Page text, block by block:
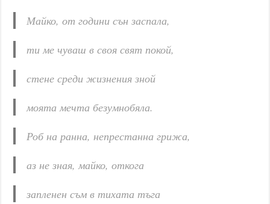
Майко, от години сън заспала,
ти ме чуваш в своя свят покой,
стене среди жизнения зной
моята мечта безумнобяла.
Роб на ранна, непрестанна грижа,
аз не зная, майко, откога
запленен съм в тихата тъга